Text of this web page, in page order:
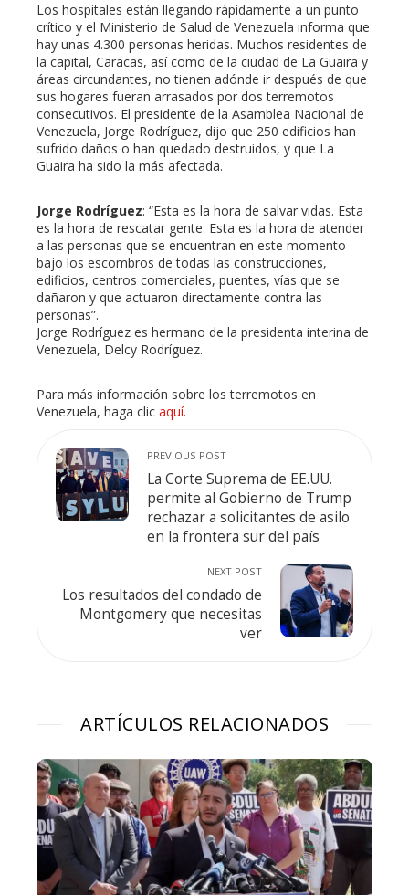
Los hospitales están llegando rápidamente a un punto
crítico y el Ministerio de Salud de Venezuela informa que
hay unas 4.300 personas heridas. Muchos residentes de
la capital, Caracas, así como de la ciudad de La Guaira y
áreas circundantes, no tienen adónde ir después de que
sus hogares fueran arrasados por dos terremotos
consecutivos. El presidente de la Asamblea Nacional de
Venezuela, Jorge Rodríguez, dijo que 250 edificios han
sufrido daños o han quedado destruidos, y que La
Guaira ha sido la más afectada.
Jorge Rodríguez: “Esta es la hora de salvar vidas. Esta
es la hora de rescatar gente. Esta es la hora de atender
a las personas que se encuentran en este momento
bajo los escombros de todas las construcciones,
edificios, centros comerciales, puentes, vías que se
dañaron y que actuaron directamente contra las
personas”.
Jorge Rodríguez es hermano de la presidenta interina de
Venezuela, Delcy Rodríguez.
Para más información sobre los terremotos en
Venezuela, haga clic aquí.
PREVIOUS POST
La Corte Suprema de EE.UU.
permite al Gobierno de Trump
rechazar a solicitantes de asilo
en la frontera sur del país
NEXT POST
Los resultados del condado de
Montgomery que necesitas
ver
ARTÍCULOS RELACIONADOS